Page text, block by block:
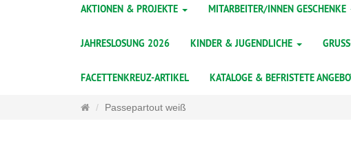
AKTIONEN & PROJEKTE MITARBEITER/INNEN GESCHENKE
JAHRESLOSUNG 2026 KINDER & JUGENDLICHE
FACETTENKREUZ-ARTIKEL KATALOGE & BEFRISTETE
Startseite
Passepartout weiß